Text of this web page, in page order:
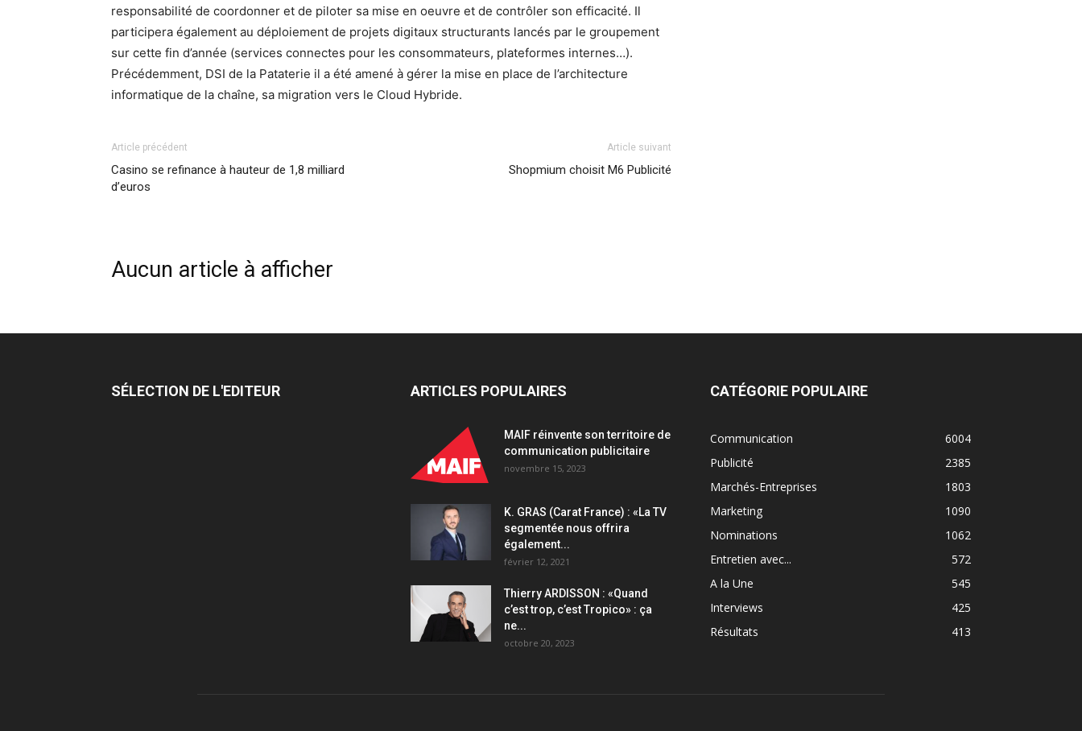
responsabilité de coordonner et de piloter sa mise en oeuvre et de contrôler son efficacité. Il
participera également au déploiement de projets digitaux structurants lancés par le groupement
sur cette fin d’année (services connectes pour les consommateurs, plateformes internes…).
Précédemment, DSI de la Pataterie il a été amené à gérer la mise en place de l’architecture
informatique de la chaîne, sa migration vers le Cloud Hybride.
Article précédent
Casino se refinance à hauteur de 1,8 milliard
d’euros
Article suivant
Shopmium choisit M6 Publicité
Aucun article à afficher
SÉLECTION DE L'EDITEUR ARTICLES POPULAIRES
MAIF réinvente son territoire de
communication publicitaire
novembre 15, 2023
K. GRAS (Carat France) : «La TV
segmentée nous offrira
également...
février 12, 2021
Thierry ARDISSON : «Quand
c’est trop, c’est Tropico» : ça
ne...
octobre 20, 2023
CATÉGORIE POPULAIRE
Communication
6004
Publicité
2385
Marchés-Entreprises
1803
Marketing
1090
Nominations
1062
Entretien avec...
572
A la Une
545
Interviews
425
Résultats
413